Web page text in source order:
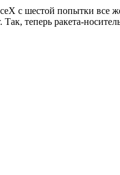
с шестой попытки все
теперь ракета-